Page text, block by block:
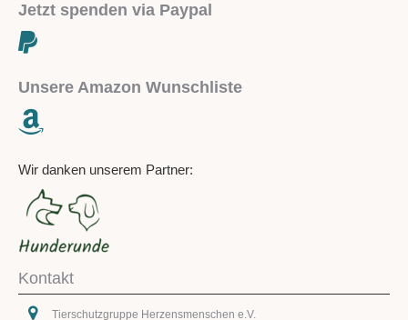
Jetzt spenden via Paypal
Unsere Amazon Wunschliste
Wir danken unserem Partner:
Kontakt
Tierschutzgruppe Herzensmenschen e.V.